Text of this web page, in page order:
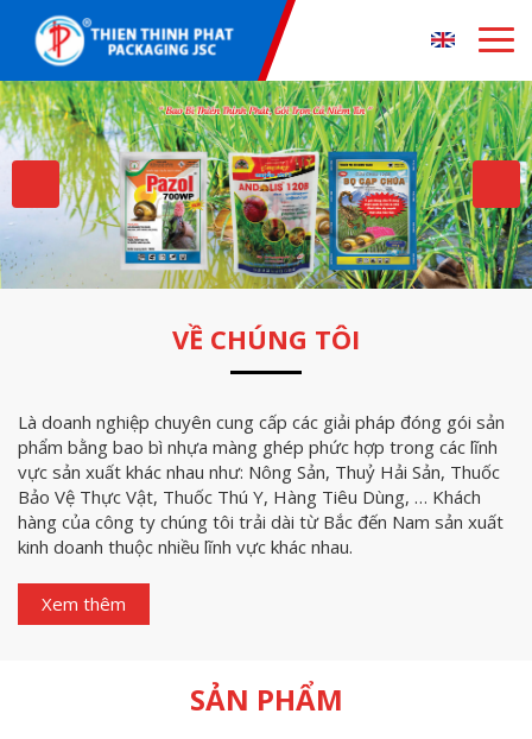
VỀ CHÚNG TÔI
Là doanh nghiệp chuyên cung cấp các giải pháp đóng gói sản
phẩm bằng bao bì nhựa màng ghép phức hợp trong các lĩnh
vực sản xuất khác nhau như: Nông Sản, Thuỷ Hải Sản, Thuốc
Bảo Vệ Thực Vật, Thuốc Thú Y, Hàng Tiêu Dùng, … Khách
hàng của công ty chúng tôi trải dài từ Bắc đến Nam sản xuất
kinh doanh thuộc nhiều lĩnh vực khác nhau.
Xem thêm
SẢN PHẨM